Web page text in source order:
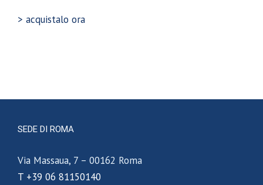
> acquistalo ora
SEDE DI ROMA
Via Massaua, 7 – 00162 Roma
T +39 06 81150140